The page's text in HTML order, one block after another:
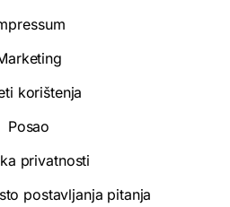
korištenja
Posao
privatnosti
postavljanja pitanja